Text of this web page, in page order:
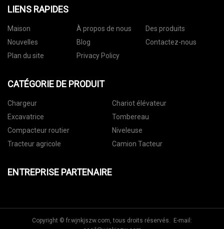
LIENS RAPIDES
Maison À propos de nous
Des produits
Nouvelles
Blog
Contactez-nous
Plan du site
Privacy Policy
CATÉGORIE DE PRODUIT
Chargeur
Chariot élévateur
Excavatrice
Tombereau
Compacteur routier
Niveleuse
Tracteur agricole
Camion Tacteur
ENTREPRISE PARTENAIRE
Copyright © fr.wjnkjszw.com, tous droits réservés. E-mail: